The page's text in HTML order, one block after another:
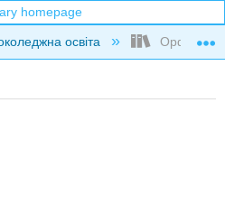
global hierarchy
освіта